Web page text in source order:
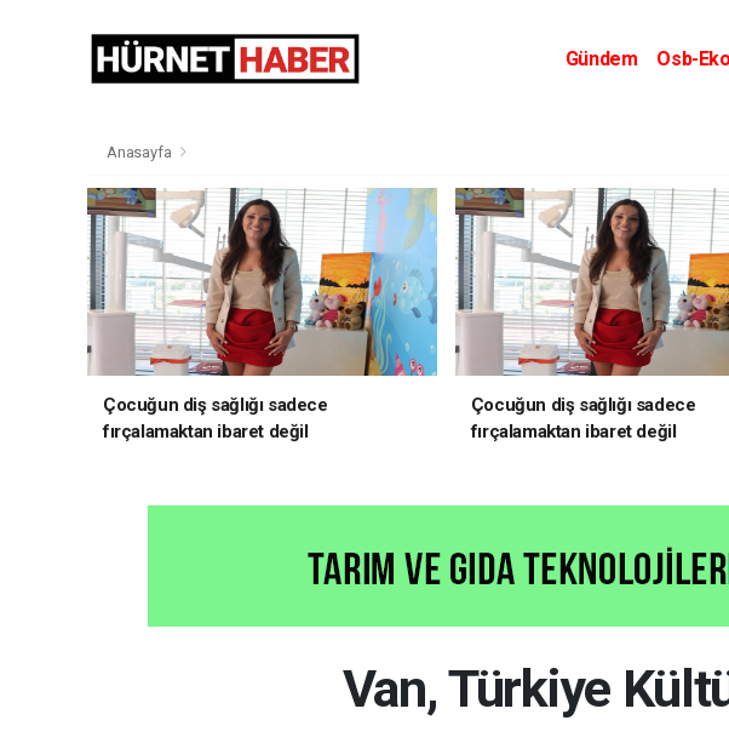
Gündem Osb-
Anasayfa
Çocuğun diş sağlığı sadece
fırçalamaktan ibaret değil
Çocuğun diş sağlığı sadece
fırçalamaktan ibaret değil
Van, Türkiye